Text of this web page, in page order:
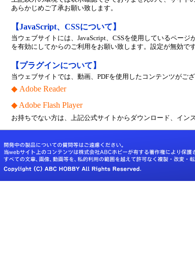
あらかじめご了承お願い致します。
【JavaScript、CSSについて】
当ウェブサイトには、JavaScript、CSSを使用しているペー
を有効にしてからのご利用をお願い致します。設定が無効で
【プラグインについて】
当ウェブサイトでは、動画、PDFを使用したコンテンツがご
◆ Adobe Reader
◆ Adobe Flash Player
お持ちでない方は、上記公式サイトからダウンロード、イン